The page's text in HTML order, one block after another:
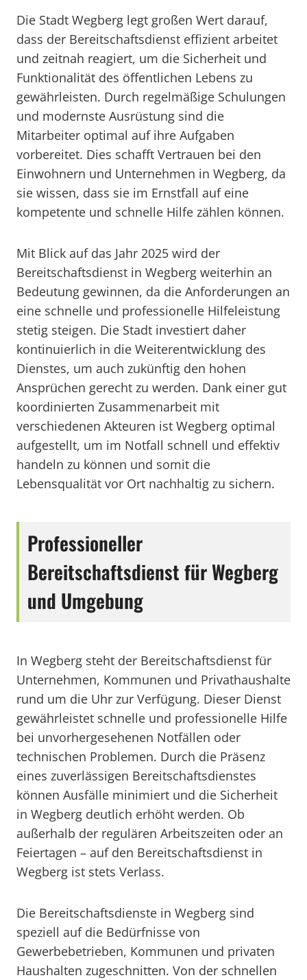
Die Stadt Wegberg legt großen Wert darauf,
dass der Bereitschaftsdienst effizient arbeitet
und zeitnah reagiert, um die Sicherheit und
Funktionalität des öffentlichen Lebens zu
gewährleisten. Durch regelmäßige Schulungen
und modernste Ausrüstung sind die
Mitarbeiter optimal auf ihre Aufgaben
vorbereitet. Dies schafft Vertrauen bei den
Einwohnern und Unternehmen in Wegberg, da
sie wissen, dass sie im Ernstfall auf eine
kompetente und schnelle Hilfe zählen können.
Mit Blick auf das Jahr 2025 wird der
Bereitschaftsdienst in Wegberg weiterhin an
Bedeutung gewinnen, da die Anforderungen an
eine schnelle und professionelle Hilfeleistung
stetig steigen. Die Stadt investiert daher
kontinuierlich in die Weiterentwicklung des
Dienstes, um auch zukünftig den hohen
Ansprüchen gerecht zu werden. Dank einer gut
koordinierten Zusammenarbeit mit
verschiedenen Akteuren ist Wegberg optimal
aufgestellt, um im Notfall schnell und effektiv
handeln zu können und somit die
Lebensqualität vor Ort nachhaltig zu sichern.
Professioneller
Bereitschaftsdienst für Wegberg
und Umgebung
In Wegberg steht der Bereitschaftsdienst für
Unternehmen, Kommunen und Privathaushalte
rund um die Uhr zur Verfügung. Dieser Dienst
gewährleistet schnelle und professionelle Hilfe
bei unvorhergesehenen Notfällen oder
technischen Problemen. Durch die Präsenz
eines zuverlässigen Bereitschaftsdienstes
können Ausfälle minimiert und die Sicherheit
in Wegberg deutlich erhöht werden. Ob
außerhalb der regulären Arbeitszeiten oder an
Feiertagen – auf den Bereitschaftsdienst in
Wegberg ist stets Verlass.
Die Bereitschaftsdienste in Wegberg sind
speziell auf die Bedürfnisse von
Gewerbebetrieben, Kommunen und privaten
Haushalten zugeschnitten. Von der schnellen